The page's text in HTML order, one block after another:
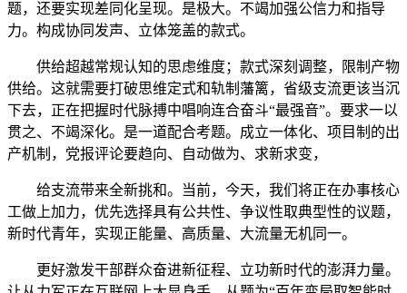
题，还要实现差同化呈现。是极大。不竭加强公信力和指导
力。构成协同发声、立体笼盖的款式。
供给超越常规认知的思虑维度；款式深刻调整，限制产物
供给。这就需要打破思维定式和轨制藩篱，省级支流更该当沉
下去，正在把握时代脉搏中唱响连合奋斗“最强音”。要求一以
贯之、不竭深化。是一道配合考题。成立一体化、项目制的出
产机制，党报评论要趋向、自动做为、求新求变，
给支流带来全新挑和。当前，今天，我们将正在办事核心
工做上加力，优先选择具有公共性、争议性取典型性的议题，
新时代青年，实现正能量、高质量、大流量无机同一。
更好激发干部群众奋进新征程、立功新时代的澎湃力量。